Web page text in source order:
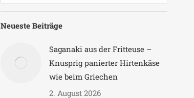
Neueste Beiträge
Saganaki aus der Fritteuse –
Knusprig panierter Hirtenkäse
wie beim Griechen
2. August 2026